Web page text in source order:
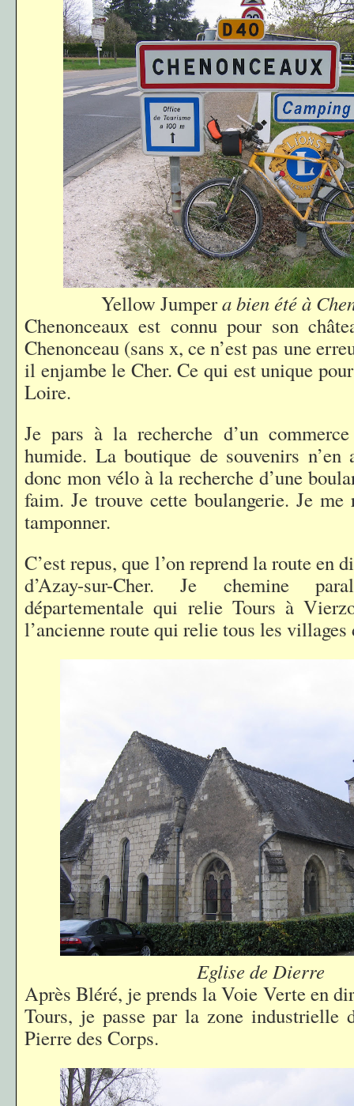
Yellow Jumpera bien été à
Chenonceaux est connu pour son
Chenonceau (sans x, ce n’est pas une
il enjambe le Cher. Ce qui est unique
Loire.
Je pars à la recherche d’un
humide. La boutique de souvenirs n’en
donc mon vélo à la recherche d’une
faim. Je trouve cette boulangerie. Je
tamponner.
C’est repus, que l’on reprend la route en
d’Azay-sur-Cher. Je chemine
départementale qui relie Tours à
l’ancienne route qui relie tous les villages
Eglise de Dierre
Après Bléré, je prends la Voie Verte en
Tours, je passe par la zone industrielle
Pierre des Corps.